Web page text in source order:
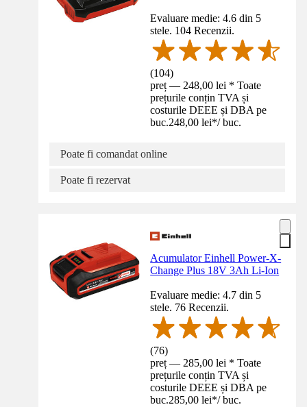
Evaluare medie: 4.6 din 5
stele. 104 Recenzii.
(104)
preț — 248,00 lei * Toate
prețurile conțin TVA și
costurile DEEE și DBA pe
buc.248,00 lei*/ buc.
Poate fi comandat online
Poate fi rezervat
Acumulator Einhell Power-X-
Change Plus 18V 3Ah Li-Ion
Evaluare medie: 4.7 din 5
stele. 76 Recenzii.
(76)
preț — 285,00 lei * Toate
prețurile conțin TVA și
costurile DEEE și DBA pe
buc.285,00 lei*/ buc.